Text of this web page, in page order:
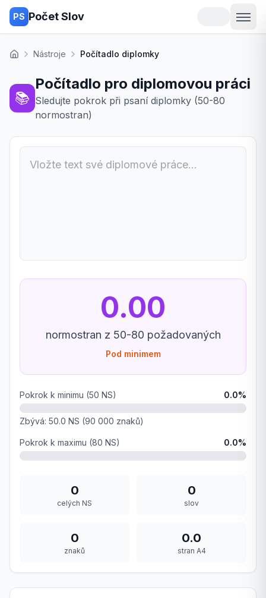
PS Počet Slov
Domů Nástroje Počítadlo diplomky
📚
Počítadlo pro diplomovou práci
Sledujte pokrok při psaní diplomky (50-80
normostran)
0.00
normostran z 50-80 požadovaných
Pod minimem
Pokrok k minimu (50 NS) 0.0%
Zbývá: 50.0 NS (90 000 znaků)
Pokrok k maximu (80 NS) 0.0%
0
celých NS
0
slov
0
znaků
0.0
stran A4